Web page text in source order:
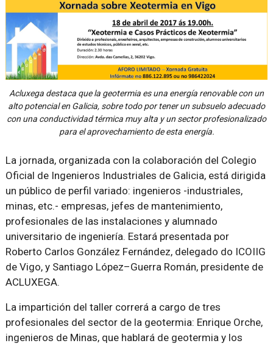
Acluxega destaca que la geotermia es una energía renovable con un
alto potencial en Galicia, sobre todo por tener un subsuelo adecuado
con una conductividad térmica muy alta y un sector profesionalizado
para el aprovechamiento de esta energía.
La jornada, organizada con la colaboración del Colegio
Oficial de Ingenieros Industriales de Galicia, está dirigida
un público de perfil variado: ingenieros -industriales,
minas, etc.- empresas, jefes de mantenimiento,
profesionales de las instalaciones y alumnado
universitario de ingeniería. Estará presentada por
Roberto Carlos González Fernández, delegado do ICOIIG
de Vigo, y Santiago López–Guerra Román, presidente de
ACLUXEGA.
La impartición del taller correrá a cargo de tres
profesionales del sector de la geotermia: Enrique Orche,
ingenieros de Minas, que hablará de geotermia y los